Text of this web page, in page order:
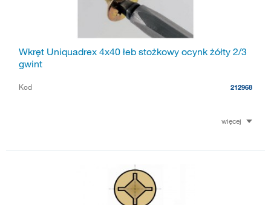
Wkręt Uniquadrex 4x40 łeb stożkowy ocynk żółty 2/3
gwint
Kod 212968
więcej